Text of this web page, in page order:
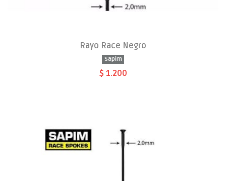
Rayo Race Negro
Sapim
$ 1.200